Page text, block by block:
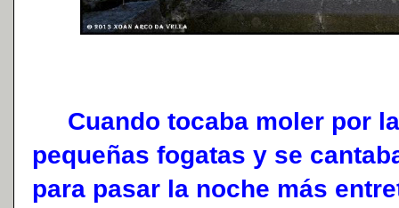
Cuando tocaba moler por
pequeñas fogatas y se
para pasar la noche más